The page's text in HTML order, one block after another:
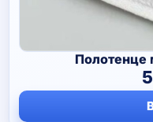
Полотенце